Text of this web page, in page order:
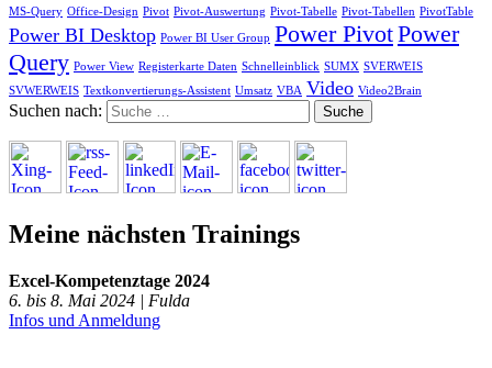
MS-Query Office-Design Pivot Pivot-Auswertung Pivot-Tabelle Pivot-Tabellen PivotTable
Power BI Desktop Power BI User Group Power PivotPower
Query Power View Registerkarte Daten Schnelleinblick SUMX SVERWEIS
SVWERWEIS Textkonvertierungs-Assistent Umsatz VBA Video Video2Brain
Suchen nach:
Meine nächsten Trainings
Excel-Kompetenztage 2024
6. bis 8. Mai 2024 | Fulda
Infos und Anmeldung